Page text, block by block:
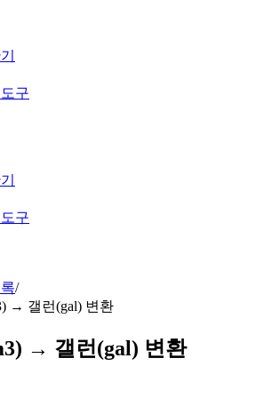
구
구
/
→ 갤런(gal) 변환
→ 갤런(gal) 변환